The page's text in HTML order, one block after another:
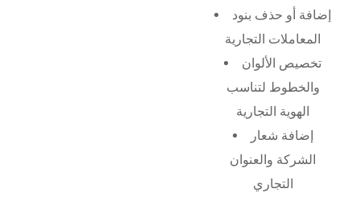
إضافة أو حذف بنود
المعاملات التجارية
تخصيص الألوان
والخطوط لتناسب
الهوية التجارية
إضافة شعار
الشركة والعنوان
التجاري